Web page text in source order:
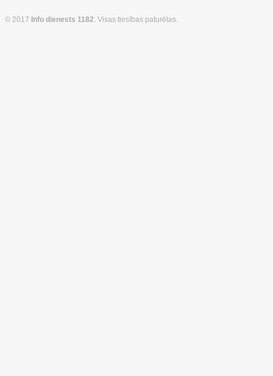
© 2017 Info dienests 1182 . Visas tiesības paturētas.